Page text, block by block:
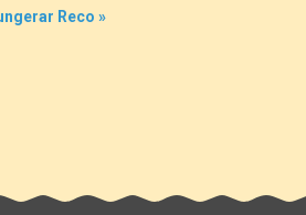
Reco »